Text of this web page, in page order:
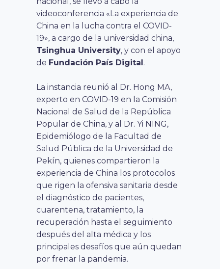
videoconferencia «La experiencia de
China en la lucha contra el COVID-
19», a cargo de la universidad china,
Tsinghua University, y con el apoyo
de Fundación País Digital.
La instancia reunió al Dr. Hong MA,
experto en COVID-19 en la Comisión
Nacional de Salud de la República
Popular de China, y al Dr. Yi NING,
Epidemiólogo de la Facultad de
Salud Pública de la Universidad de
Pekín, quienes compartieron la
experiencia de China los protocolos
que rigen la ofensiva sanitaria desde
el diagnóstico de pacientes,
cuarentena, tratamiento, la
recuperación hasta el seguimiento
después del alta médica y los
principales desafíos que aún quedan
por frenar la pandemia.